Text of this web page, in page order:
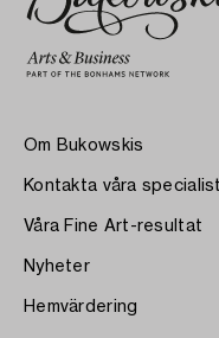
Om Bukowskis
Kontakta våra
Våra Fine Art-resultat
Nyheter
Hemvärdering